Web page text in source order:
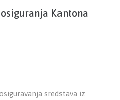
Kantona
sredstava iz